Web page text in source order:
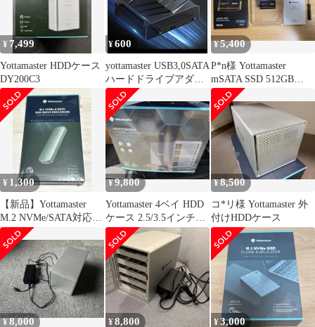
¥ 7,499
Yottamaster HDDケース
DY200C3
¥600
yottamaster USB3,0SATA
ハードドライブアダプ
ター
¥5,400
P*n様 Yottamaster
mSATA SSD 512GB
M500 本体
¥ 1,300
【新品】Yottamaster
M.2 NVMe/SATA対応
SSDケース
¥9,800
Yottamaster 4ベイ HDD
ケース 2.5/3.5インチ対
応
¥8,500
コ*リ様 Yottamaster 外
付けHDDケース
¥8,000 ¥8,800 ¥3,000